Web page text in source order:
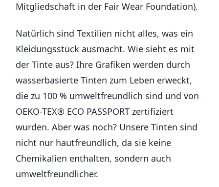
Mitgliedschaft in der Fair Wear Foundation).
Natürlich sind Textilien nicht alles, was ein
Kleidungsstück ausmacht. Wie sieht es mit
der Tinte aus? Ihre Grafiken werden durch
wasserbasierte Tinten zum Leben erweckt,
die zu 100 % umweltfreundlich sind und von
OEKO-TEX® ECO PASSPORT zertifiziert
wurden. Aber was noch? Unsere Tinten sind
nicht nur hautfreundlich, da sie keine
Chemikalien enthalten, sondern auch
umweltfreundlicher.